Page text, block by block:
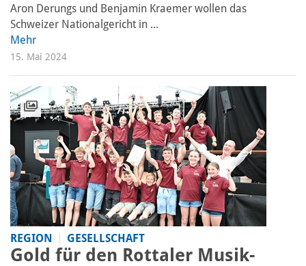
Aron Derungs und Benjamin Kraemer wollen das
Schweizer Nationalgericht in ...
Mehr
15. Mai 2024
REGION GESELLSCHAFT
Gold für den Rottaler Musik-